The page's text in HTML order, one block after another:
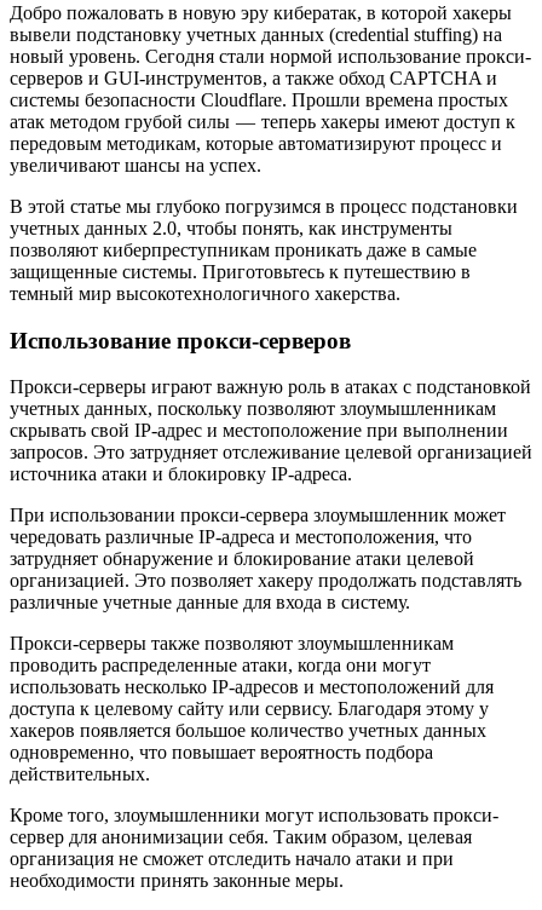
Добро пожаловать в новую эру кибератак, в которой хакеры
вывели подстановку учетных данных (credential stuffing) на
новый уровень. Сегодня стали нормой использование прокси-
серверов и GUI-инструментов, а также обход CAPTCHA и
системы безопасности Cloudflare. Прошли времена простых
атак методом грубой силы — теперь хакеры имеют доступ к
передовым методикам, которые автоматизируют процесс и
увеличивают шансы на успех.
В этой статье мы глубоко погрузимся в процесс подстановки
учетных данных 2.0, чтобы понять, как инструменты
позволяют киберпреступникам проникать даже в самые
защищенные системы. Приготовьтесь к путешествию в
темный мир высокотехнологичного хакерства.
Использование прокси-серверов
Прокси-серверы играют важную роль в атаках с подстановкой
учетных данных, поскольку позволяют злоумышленникам
скрывать свой IP-адрес и местоположение при выполнении
запросов. Это затрудняет отслеживание целевой организацией
источника атаки и блокировку IP-адреса.
При использовании прокси-сервера злоумышленник может
чередовать различные IP-адреса и местоположения, что
затрудняет обнаружение и блокирование атаки целевой
организацией. Это позволяет хакеру продолжать подставлять
различные учетные данные для входа в систему.
Прокси-серверы также позволяют злоумышленникам
проводить распределенные атаки, когда они могут
использовать несколько IP-адресов и местоположений для
доступа к целевому сайту или сервису. Благодаря этому у
хакеров появляется большое количество учетных данных
одновременно, что повышает вероятность подбора
действительных.
Кроме того, злоумышленники могут использовать прокси-
сервер для анонимизации себя. Таким образом, целевая
организация не сможет отследить начало атаки и при
необходимости принять законные меры.